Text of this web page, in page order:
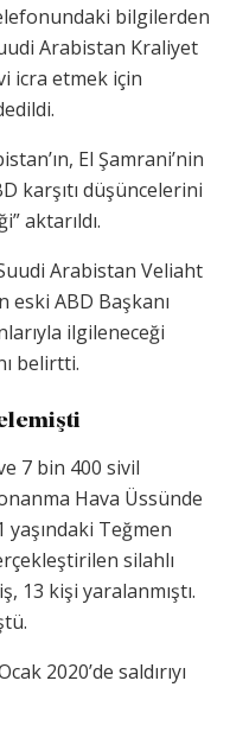
bilgilerden
Arabistan Kraliyet
icra etmek için
El Şamrani’nin
karşıtı düşüncelerini
aktarıldı.
Arabistan Veliaht
eski ABD Başkanı
ilgileneceği
belirtti.
7 bin 400 sivil
Hava Üssünde
yaşındaki Teğmen
silahlı
13 kişi yaralanmıştı.
2020’de saldırıyı